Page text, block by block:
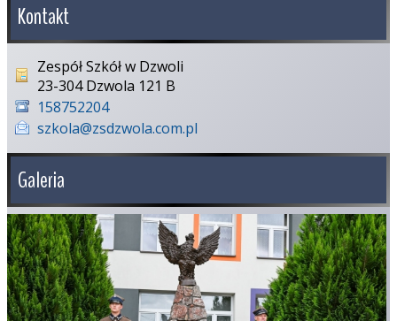
Kontakt
Zespół Szkół w Dzwoli
23-304 Dzwola 121 B
158752204
szkola@zsdzwola.com.pl
Galeria